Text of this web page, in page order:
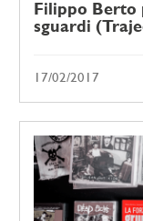
Filippo Berto
sguardi
17/02/2017